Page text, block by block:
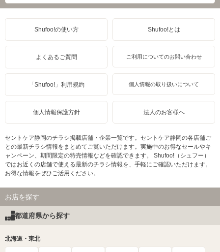
Shufoo!の使い方 Shufoo!とは
よくあるご質問 ご利用についてのお問い合わせ
「Shufoo!」利用規約 個人情報の取り扱いについて
個人情報保護方針 法人のお客様へ
セントケア静岡のチラシ掲載店舗・企業一覧です。セントケア静岡の各店舗ご
との最新チラシ情報をまとめてご覧いただけます。実施中のお得なセールやキ
ャンペーン、期間限定の特売情報などを確認できます。 Shufoo!（シュフー）
ではお近くの店舗で使える最新のチラシ情報を、手軽にご確認いただけます。
お得な情報をぜひご活用ください。
お店を探す
都道府県から探す
北海道・東北